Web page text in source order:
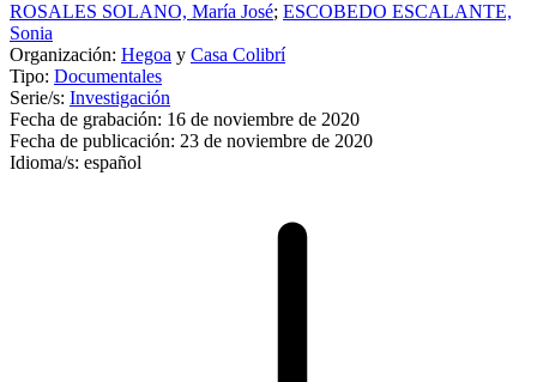
ROSALES SOLANO, María José; ESCOBEDO ESCALANTE,
Sonia
Organización: Hegoa y Casa Colibrí
Tipo: Documentales
Serie/s: Investigación
Fecha de grabación: 16 de noviembre de 2020
Fecha de publicación: 23 de noviembre de 2020
Idioma/s: español